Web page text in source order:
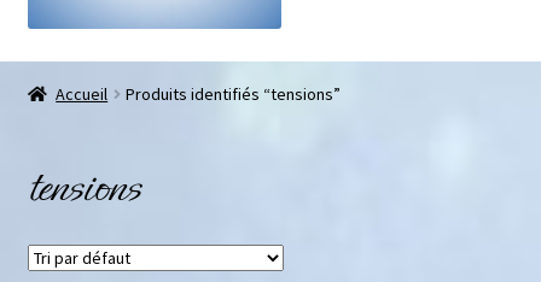
Boutique
Galets pouce anti-stress
Pendentifs sifflet et fioles
Accueil Produits identifiés “tensions”
tensions